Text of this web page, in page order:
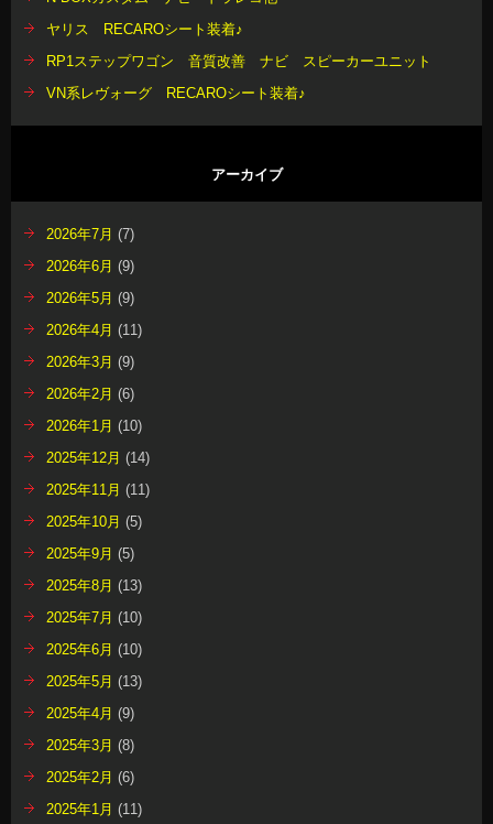
ヤリス RECAROシート装着♪
RP1ステップワゴン 音質改善 ナビ スピーカーユニット
VN系レヴォーグ RECAROシート装着♪
アーカイブ
2026年7月 (7)
2026年6月 (9)
2026年5月 (9)
2026年4月 (11)
2026年3月 (9)
2026年2月 (6)
2026年1月 (10)
2025年12月 (14)
2025年11月 (11)
2025年10月 (5)
2025年9月 (5)
2025年8月 (13)
2025年7月 (10)
2025年6月 (10)
2025年5月 (13)
2025年4月 (9)
2025年3月 (8)
2025年2月 (6)
2025年1月 (11)